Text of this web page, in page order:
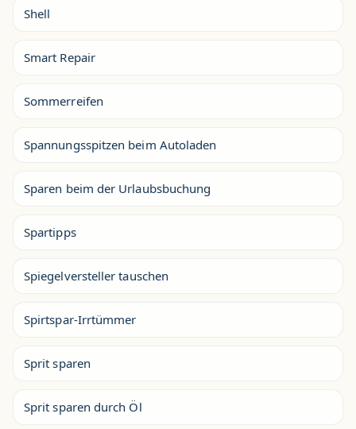
Shell
Smart Repair
Sommerreifen
Spannungsspitzen beim Autoladen
Sparen beim der Urlaubsbuchung
Spartipps
Spiegelversteller tauschen
Spirtspar-Irrtümmer
Sprit sparen
Sprit sparen durch Öl